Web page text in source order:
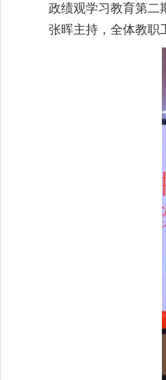
政绩观学习教育第二
张晖主持，全体教职